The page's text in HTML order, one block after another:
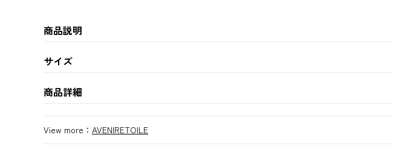
商品説明
サイズ
商品詳細
View more： AVENIRETOILE